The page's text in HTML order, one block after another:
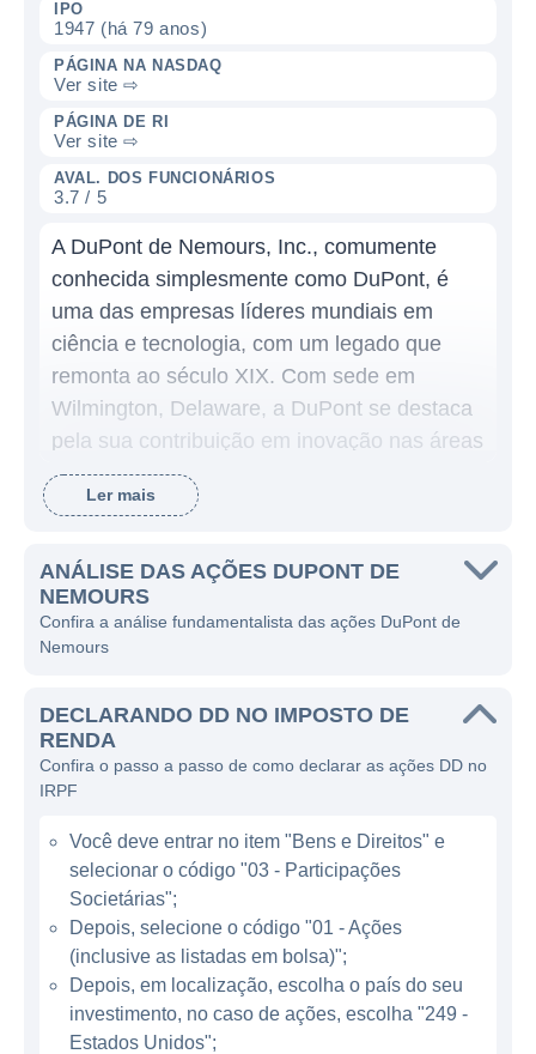
IPO
1947 (há 79 anos)
PÁGINA NA NASDAQ
Ver site ⇨
PÁGINA DE RI
Ver site ⇨
AVAL. DOS FUNCIONÁRIOS
3.7 / 5
A DuPont de Nemours, Inc., comumente
conhecida simplesmente como DuPont, é
uma das empresas líderes mundiais em
ciência e tecnologia, com um legado que
remonta ao século XIX. Com sede em
Wilmington, Delaware, a DuPont se destaca
pela sua contribuição em inovação nas áreas
de materiais, química e biotecnologia,
oferecendo uma ampla gama de produtos e
como agricultura, eletrônicos, construção,
automotiva e muitos outros.
A DuPont é uma empresa diversificada que
modelo de negócios da companhia se baseia
na pesquisa e desenvolvimento (P&D)
contínuos, proporcionando inovações
contemporâneos. Além disso, a empresa
transforma suas descobertas em produtos
que podem melhorar a eficiência, a
segurança e a sustentabilidade. A DuPont
está sempre na vanguarda, criando soluções
que ajudam seus clientes a serem mais
competitivos e inovadores.
Ler mais
ANÁLISE DAS AÇÕES DUPONT DE
NEMOURS
Confira a análise fundamentalista das ações DuPont de
Nemours
DECLARANDO DD NO IMPOSTO DE
RENDA
Confira o passo a passo de como declarar as ações DD no
IRPF
Você deve entrar no item "Bens e Direitos" e
selecionar o código "03 - Participações
Societárias";
Depois, selecione o código "01 - Ações
(inclusive as listadas em bolsa)";
Depois, em localização, escolha o país do seu
investimento, no caso de ações, escolha "249 -
Estados Unidos";